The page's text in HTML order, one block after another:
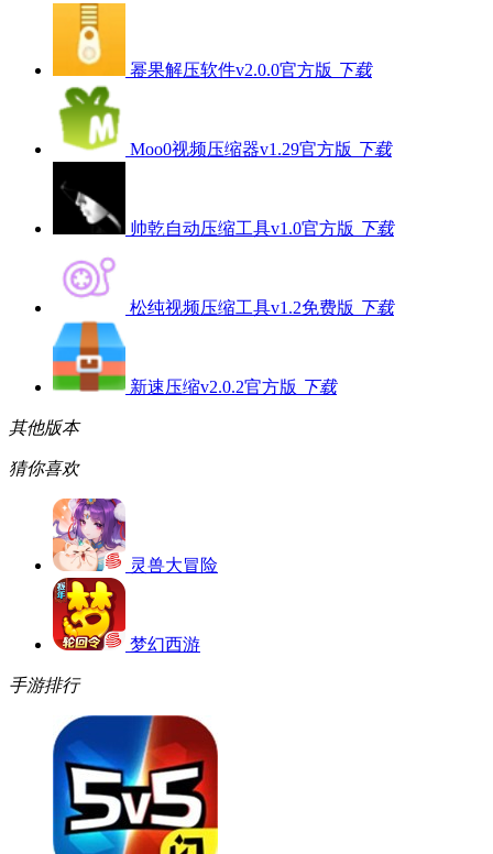
幂果解压软件v2.0.0官方版 下载
Moo0视频压缩器v1.29官方版 下载
帅乾自动压缩工具v1.0官方版 下载
松纯视频压缩工具v1.2免费版 下载
新速压缩v2.0.2官方版 下载
其他版本
猜你喜欢
灵兽大冒险
梦幻西游
手游排行